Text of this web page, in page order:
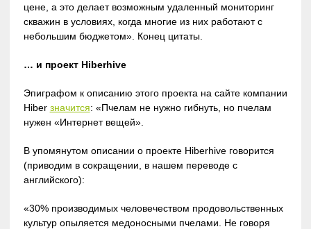
цене, а это делает возможным удаленный мониторинг
скважин в условиях, когда многие из них работают с
небольшим бюджетом». Конец цитаты.
… и проект Hiberhive
Эпиграфом к описанию этого проекта на сайте компании
Hiber значится: «Пчелам не нужно гибнуть, но пчелам
нужен «Интернет вещей».
В упомянутом описании о проекте Hiberhive говорится
(приводим в сокращении, в нашем переводе с
английского):
«30% производимых человечеством продовольственных
культур опыляется медоносными пчелами. Не говоря